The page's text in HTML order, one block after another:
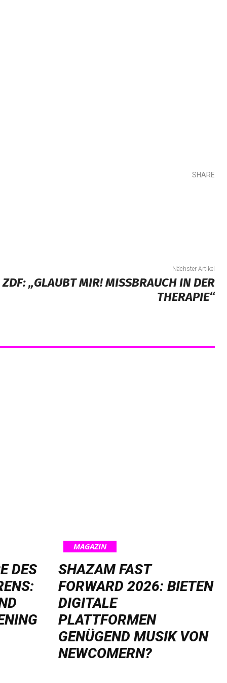
SHARE
Nächster Artikel
„GLAUBT MIR! MISSBRAUCH IN DER
THERAPIE“
DES
MAGAZIN
SHAZAM FAST
FORWARD 2026: BIETEN
DIGITALE
PLATTFORMEN
GENÜGEND MUSIK VON
NEWCOMERN?